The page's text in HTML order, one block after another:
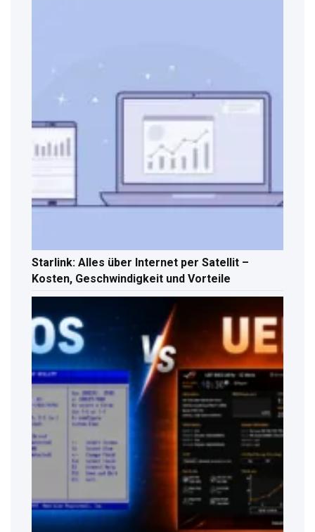
Starlink: Alles über Internet per Satellit –
Kosten, Geschwindigkeit und Vorteile